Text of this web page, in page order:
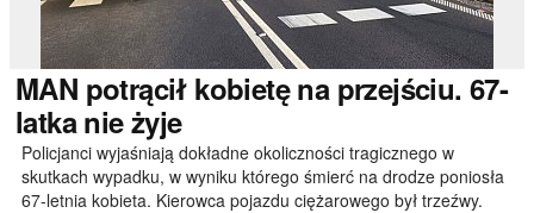
MAN potrącił kobietę na przejściu. 67-
latka nie żyje
Policjanci wyjaśniają dokładne okoliczności tragicznego w
skutkach wypadku, w wyniku którego śmierć na drodze poniosła
67-letnia kobieta. Kierowca pojazdu ciężarowego był trzeźwy.